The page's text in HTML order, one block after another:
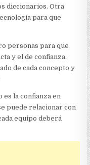
diccionarios. Otra
para que
personas para que
y el de confianza.
de cada concepto y
es la confianza en
puede relacionar con
equipo deberá